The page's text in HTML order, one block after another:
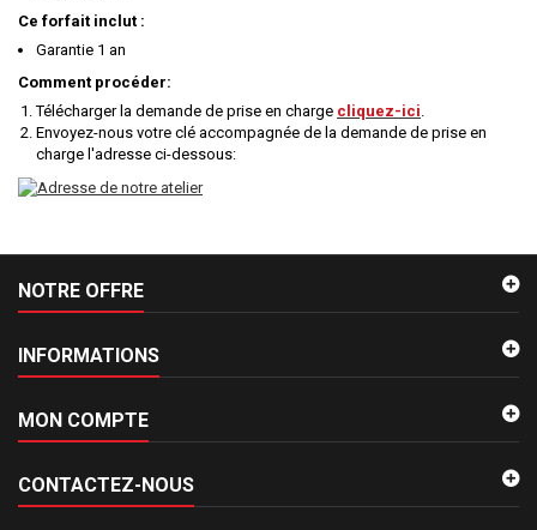
Ce forfait inclut :
Garantie 1 an
Comment procéder:
Télécharger la demande de prise en charge cliquez-ici.
Envoyez-nous votre clé accompagnée de la demande de prise en
charge l'adresse ci-dessous:
NOTRE OFFRE
INFORMATIONS
MON COMPTE
CONTACTEZ-NOUS